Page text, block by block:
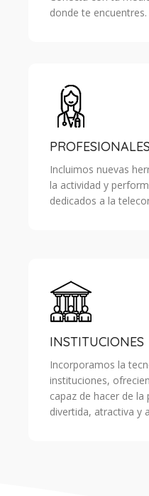
donde te encuentres.
Incluimos nuevas
la actividad y
dedicados a la
INSTITUCIONES
Incorporamos la
instituciones,
capaz de hacer de
divertida, atractiva y